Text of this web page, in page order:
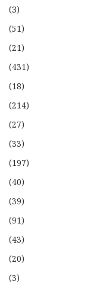
(3)
(51)
(21)
(431)
(18)
(214)
(27)
(33)
(197)
(40)
(39)
(91)
(43)
(20)
(3)